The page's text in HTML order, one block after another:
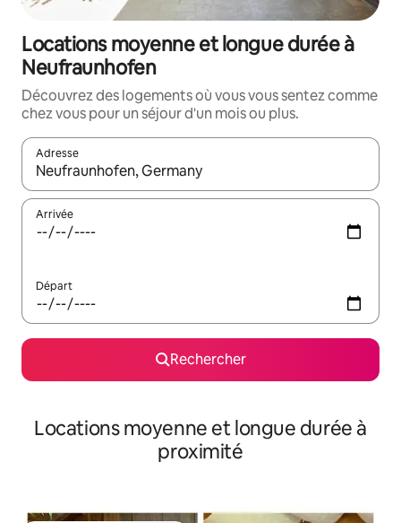
Locations moyenne et longue durée à
Neufraunhofen
Découvrez des logements où vous vous sentez comme
chez vous pour un séjour d'un mois ou plus.
Adresse
Lorsque les résultats s'affichent, utilisez les flèches vers le
Arrivée
Départ
Rechercher
Locations moyenne et longue durée à
proximité